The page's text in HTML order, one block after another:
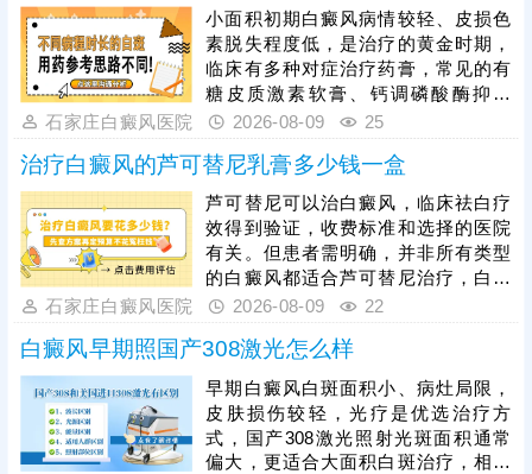
短治疗疗程，加快肤色还原。同时，
患者还要避免外界不良因素刺激，防
止持续刺激皮肤，避免拖慢皮肤着色
进度。
小面积初期白癜风病情较轻、皮损色
素脱失程度低，是治疗的黄金时期，
临床有多种对症治疗药膏，常见的有
糖皮质激素软膏、钙调磷酸酶抑制
剂、维生素D3衍生物等，可有效抑制
白斑扩散、刺激黑色素再生，但药膏
种类适配人群、皮损部位各不相同，
具体用药需严格遵从医嘱，单一外用
药物治疗效果相对有限，临床推荐药
膏外用联合308准分子激光照射治
疗，准确作用于白斑病灶，激活黑色
素细胞活性，大幅提升整体疗效。
石家庄白癜风医院 2026-08-09 25
治疗白癜风的芦可替尼乳膏多少钱一盒
芦可替尼可以治白癜风，临床祛白疗
效得到验证，收费标准和选择的医院
有关。但患者需明确，并非所有类型
的白癜风都适合芦可替尼治疗，白癜
风病情多变，有不同的时期和类型，
都会影响治疗药物的选择，还需遵医
嘱选择适合自己的药物，保障疗效。
用药期间，还可以搭配仪器照光进行
综合治疗，强化疗效，加快皮肤着
色。
石家庄白癜风医院 2026-08-09 22
白癜风早期照国产308激光怎么样
早期白癜风白斑面积小、病灶局限，
皮肤损伤较轻，光疗是优选治疗方
式，国产308激光照射光斑面积通常
偏大，更适合大面积白斑治疗，相较